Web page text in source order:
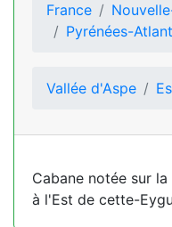
France
Pyrénées-
Vallée d'Aspe
Cabane notée sur
à l'Est de cette-